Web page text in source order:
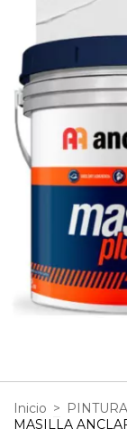
Inicio > PINTURA
MASILLA